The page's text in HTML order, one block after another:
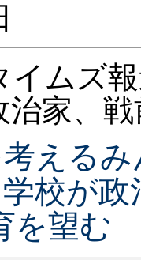
イムズ
家、戦
える
校が
を望む